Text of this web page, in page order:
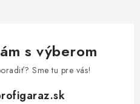
s výberom
Sme tu pre vás!